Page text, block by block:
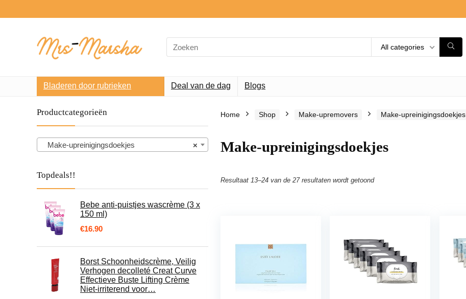
Search
for:
All categories
Bladeren door rubrieken Deal van de dag Blogs
Productcategorieën
×
Make-upreinigingsdoekjes
Topdeals!!
Bebe anti-puistjes wascrème (3 x
150 ml)
€16.90
Borst Schoonheidscrème, Veilig
Verhogen decolleté Creat Curve
Effectieve Buste Lifting Crème
Niet-irriterend voor…
Home Shop Make-upremovers Make-upreinigingsdoekjes
Make-upreinigingsdoekjes
Resultaat 13–24 van de 27 resultaten wordt getoond